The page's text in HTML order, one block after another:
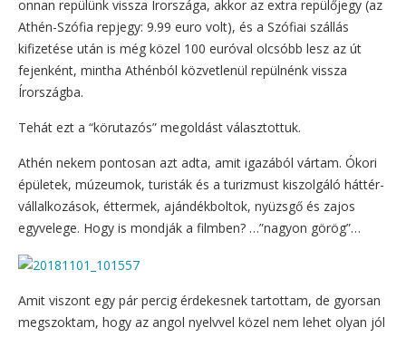
onnan repülünk vissza Írországa, akkor az extra repülőjegy (az
Athén-Szófia repjegy: 9.99 euro volt), és a Szófiai szállás
kifizetése után is még közel 100 euróval olcsóbb lesz az út
fejenként, mintha Athénból közvetlenül repülnénk vissza
Írországba.
Tehát ezt a “körutazós” megoldást választottuk.
Athén nekem pontosan azt adta, amit igazából vártam. Ókori
épületek, múzeumok, turisták és a turizmust kiszolgáló háttér-
vállalkozások, éttermek, ajándékboltok, nyüzsgő és zajos
egyvelege. Hogy is mondják a filmben? …”nagyon görög”…
Amit viszont egy pár percig érdekesnek tartottam, de gyorsan
megszoktam, hogy az angol nyelvvel közel nem lehet olyan jól